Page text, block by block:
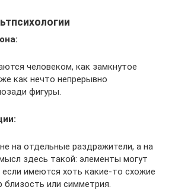
человеком, как замкнутое
как нечто непрерывно
фигуры.
на отдельные раздражители, а на
здесь такой: элементы могут
имеются хоть какие-то схожие
близость или симметрия.